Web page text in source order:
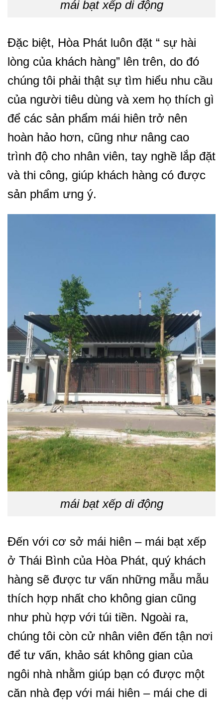
mái bạt xếp di động
Đặc biệt, Hòa Phát luôn đặt “ sự hài
lòng của khách hàng” lên trên, do đó
chúng tôi phải thật sự tìm hiểu nhu cầu
của người tiêu dùng và xem họ thích gì
để các sản phẩm mái hiên trở nên
hoàn hảo hơn, cũng như nâng cao
trình độ cho nhân viên, tay nghề lắp đặt
và thi công, giúp khách hàng có được
sản phẩm ưng ý.
mái bạt xếp di động
Đến với cơ sở mái hiên – mái bạt xếp
ở Thái Bình của Hòa Phát, quý khách
hàng sẽ được tư vấn những mẫu mẫu
thích hợp nhất cho không gian cũng
như phù hợp với túi tiền. Ngoài ra,
chúng tôi còn cử nhân viên đến tận nơi
để tư vấn, khảo sát không gian của
ngôi nhà nhằm giúp bạn có được một
căn nhà đẹp với mái hiên – mái che di